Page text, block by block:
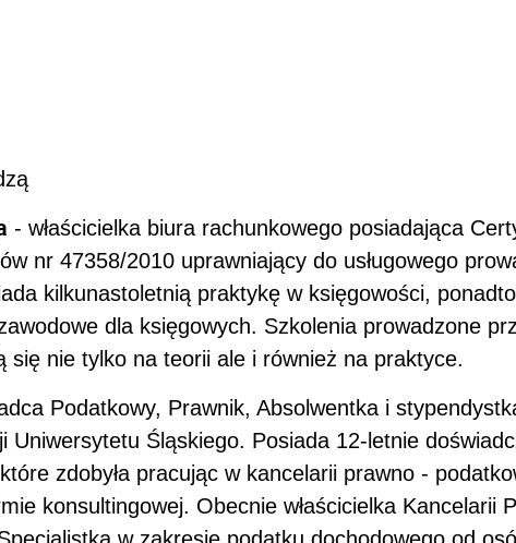
- właścicielka biura rachunkowego posiadająca
nr 47358/2010 uprawniający do usługowego
kilkunastoletnią praktykę w księgowości,
dla księgowych. Szkolenia prowadzone
się nie tylko na teorii ale i również na praktyce.
Podatkowy, Prawnik, Absolwentka i
Uniwersytetu Śląskiego. Posiada 12-letnie
zdobyła pracując w kancelarii prawno -
konsultingowej. Obecnie właścicielka Kancelarii